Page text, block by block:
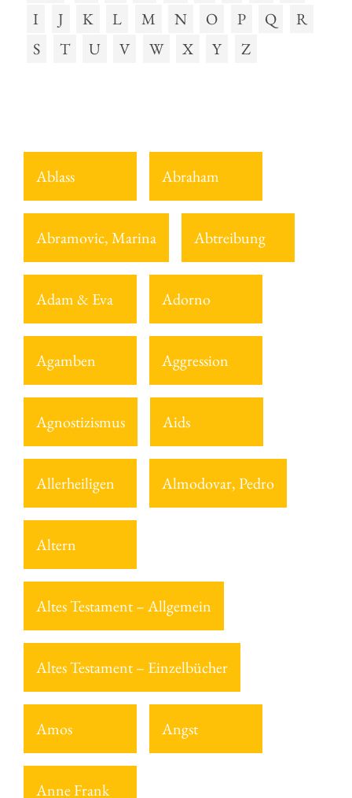
I
J K L M N O P Q
R
S
T U V W X Y Z
Ablass Abraham
Abramovic, Marina Abtreibung
Adam & Eva Adorno
Agamben Aggression
Agnostizismus Aids
Allerheiligen Almodovar, Pedro
Altern
Altes Testament – Allgemein
Altes Testament – Einzelbücher
Amos Angst
Anne Frank